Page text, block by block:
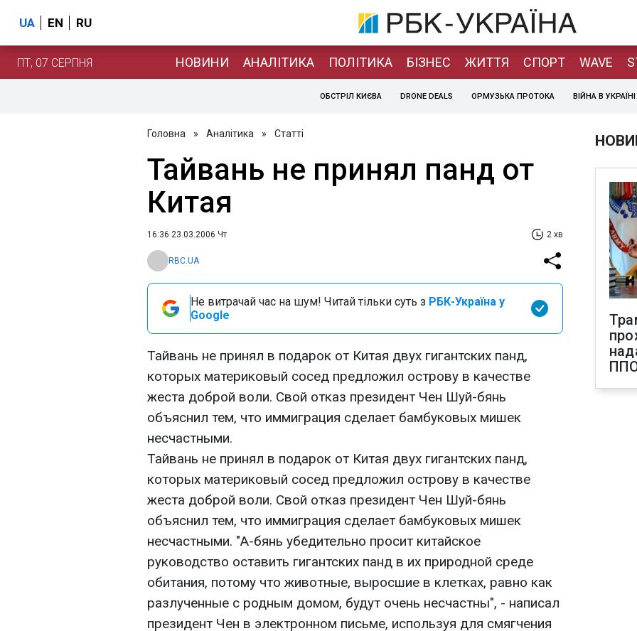
UA EN RU
ПТ, 07 СЕРПНЯ НОВИНИ АНАЛІТИКА ПОЛІТИКА БІЗНЕС ЖИТТЯ СПОРТ WAVE
ОБСТРІЛ КИЄВА DRONE DEALS ОРМУЗЬКА ПРОТОКА ВІЙНА В УКРАЇНІ
Головна » Аналітика » Статті
Тайвань не принял панд от
Китая
16:36 23.03.2006 Чт 2 хв
RBC.UA
Не витрачай час на шум! Читай тільки суть з РБК-Україна у
Google
Тайвань не принял в подарок от Китая двух гигантских панд,
которых материковый сосед предложил острову в качестве
жеста доброй воли. Свой отказ президент Чен Шуй-бянь
объяснил тем, что иммиграция сделает бамбуковых мишек
несчастными.
Тайвань не принял в подарок от Китая двух гигантских панд,
которых материковый сосед предложил острову в качестве
жеста доброй воли. Свой отказ президент Чен Шуй-бянь
объяснил тем, что иммиграция сделает бамбуковых мишек
несчастными. "А-бянь убедительно просит китайское
руководство оставить гигантских панд в их природной среде
обитания, потому что животные, выросшие в клетках, равно как
разлученные с родным домом, будут очень несчастны", - написал
президент Чен в электронном письме, используя для смягчения